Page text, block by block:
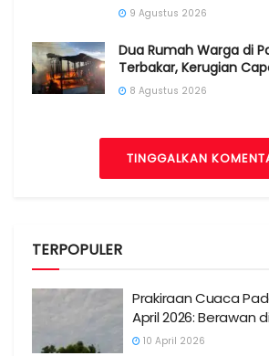
9 Agustus 2026
Dua Rumah Warga di
Terbakar, Kerugian
8 Agustus 2026
TINGGALKAN
TERPOPULER
Prakiraan Cuaca
April 2026: Berawan
10 April 2026